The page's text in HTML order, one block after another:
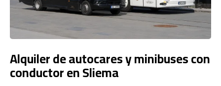
Alquiler de autocares y minibuses con
conductor en Sliema